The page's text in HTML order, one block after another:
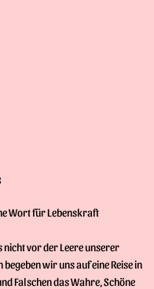
Wort für Lebenskraft
vor der Leere unserer
wir uns auf eine Reise in
Falschen das Wahre, Schöne